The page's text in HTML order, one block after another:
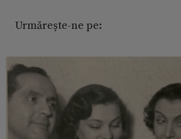
Urmărește-ne pe: